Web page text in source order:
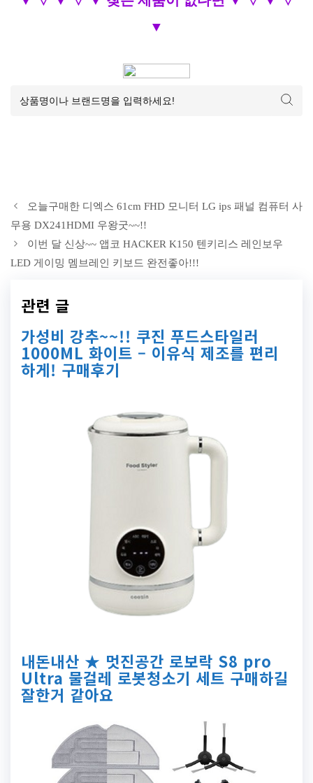
▼
오늘구매한 디엑스 61cm FHD 모니터 LG ips 패널 컴퓨터 사
무용 DX241HDMI 우왕굿~~!!
이번 달 신상~~ 앱코 HACKER K150 텐키리스 레인보우
LED 게이밍 멤브레인 키보드 완전좋아!!!
관련 글
가성비 강추~~!! 쿠진 푸드스타일러
1000ML 화이트 – 이유식 제조를 편리
하게! 구매후기
내돈내산 ★ 멋진공간 로보락 S8 pro
Ultra 물걸레 로봇청소기 세트 구매하길
잘한거 같아요